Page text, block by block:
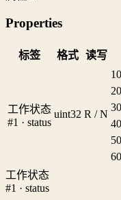
Properties
标签 格式 读写
工作状态
#1 · status
uint32 R / N
10
20
30
40
50
60
工作状态
#1 · status